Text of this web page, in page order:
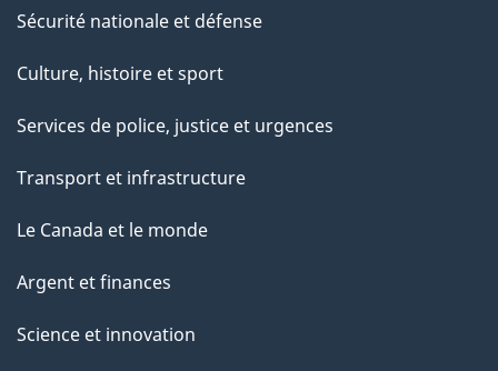
Sécurité nationale et défense
Culture, histoire et sport
Services de police, justice et urgences
Transport et infrastructure
Le Canada et le monde
Argent et finances
Science et innovation